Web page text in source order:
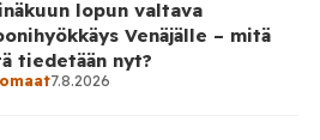
lopun valtava
Venäjälle – mitä
tiedetään nyt?
7.8.2026